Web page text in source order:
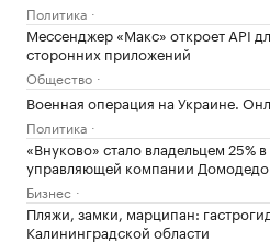
Политика
Мессенджер «Макс» откроет API
сторонних приложений
Общество
Военная операция на Украине.
Политика
«Внуково» стало владельцем 25% в
управляющей компании
Бизнес
Пляжи, замки, марципан:
Калининградской области